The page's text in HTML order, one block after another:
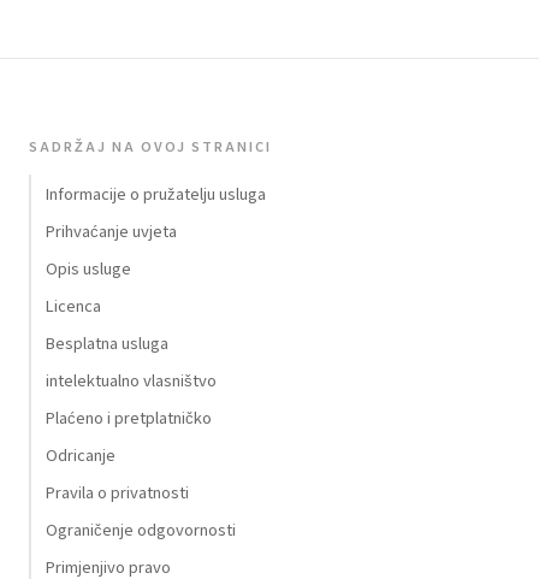
SADRŽAJ NA OVOJ STRANICI
Informacije o pružatelju usluga
Prihvaćanje uvjeta
Opis usluge
Licenca
Besplatna usluga
intelektualno vlasništvo
Plaćeno i pretplatničko
Odricanje
Pravila o privatnosti
Ograničenje odgovornosti
Primjenjivo pravo